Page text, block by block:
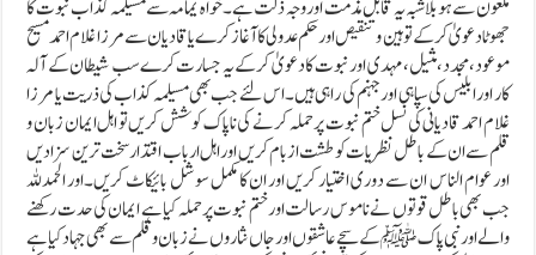
ملعون سے ہو بلا شبہ یہ قابل مذمت اور وجہ ذلت ہے۔خواہ یمامہ سے مسیلمہ کذاب نبوت کا
جھوٹا دعویٰ کرکے توہین و تنقیص اور حکم عدولی کا آغاز کرے یا قادیان سے مرزا غلام احمد مسیح
موعود،مجدد،مثیل،مہدی اور نبوت کا دعویٰ کرکے یہ جسارت کرےسب شیطان کے آلہ
کار اور ابلیس کی سپاہی اور جہنم کی راہی ہیں۔ اس لئے جب بھی مسیلمہ کذاب کی ذریت یا مرزا
غلام احمد قادیانی کی نسل ختم نبوت پر حملہ کرنے کی ناپاک کوشش کریں تو اہل ایمان زبان و
قلم سے ان کے باطل نظریات کو طشت از بام کریں اور اہل ارباب اقتدار سخت ترین سزادیں
اور عوام الناس ان سے دوری اختیار کریں اور ان کا مکمل سوشل بائیکاٹ کریں۔اور الحمدللہ
جب بھی باطل قوتوں نے ناموس رسالت اور ختم نبوت پر حملہ کیا ہے ایمان کی حدت رکھنے
والے اور نبی پاک ﷺ کے سچے عاشقوں اور جاں نثاروں نے زبان و قلم سے بھی جہاد کیا ہے